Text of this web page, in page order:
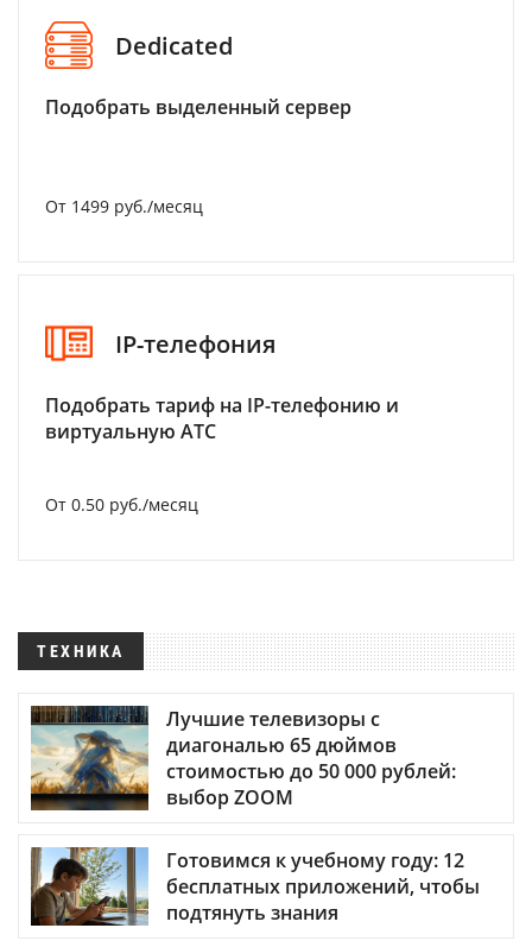
Dedicated
Подобрать выделенный сервер
От 1499 руб./месяц
IP-телефония
Подобрать тариф на IP-телефонию и
виртуальную АТС
От 0.50 руб./месяц
ТЕХНИКА
Лучшие телевизоры с
диагональю 65 дюймов
стоимостью до 50 000 рублей:
выбор ZOOM
Готовимся к учебному году: 12
бесплатных приложений, чтобы
подтянуть знания